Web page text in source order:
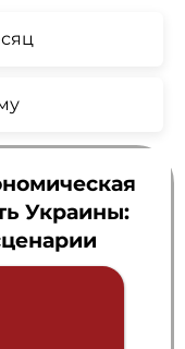
Украины: